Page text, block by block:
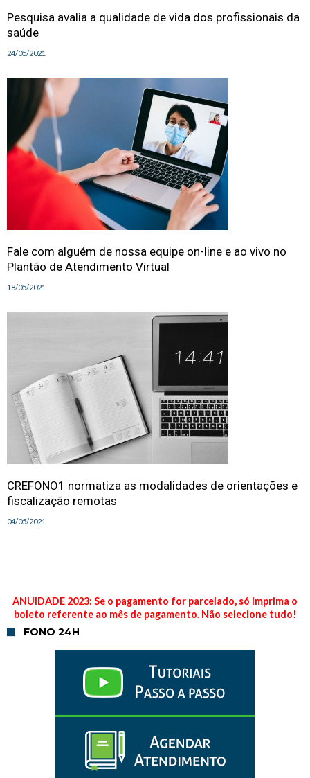
Pesquisa avalia a qualidade de vida dos profissionais da
saúde
24/05/2021
Fale com alguém de nossa equipe on-line e ao vivo no
Plantão de Atendimento Virtual
18/05/2021
CREFONO1 normatiza as modalidades de orientações e
fiscalização remotas
04/05/2021
ANUIDADE 2023: Se o pagamento for parcelado, só imprima o
boleto referente ao mês de pagamento. Não selecione tudo!
FONO 24H